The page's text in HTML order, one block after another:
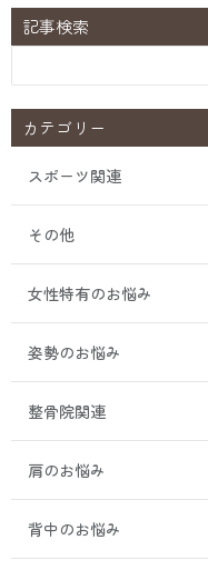
記事検索
カテゴリー
スポーツ関連
その他
女性特有のお悩み
姿勢のお悩み
整骨院関連
肩のお悩み
背中のお悩み